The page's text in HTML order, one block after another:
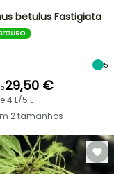
betulus Fastigiata
5
29,50 €
4 L/5 L
2 tamanhos